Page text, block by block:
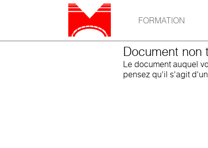
FORMATION
Document non
Le document auquel
pensez qu'il s'agit